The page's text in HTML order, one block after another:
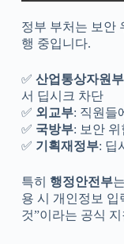
정부 부처는 보안
행 중입니다.
✅ 산업통상자원부
서 딥시크 차단
✅ 외교부: 직원들
✅ 국방부: 보안 위
✅ 기획재정부: 딥
특히 행정안전부
용 시 개인정보
것”이라는 공식